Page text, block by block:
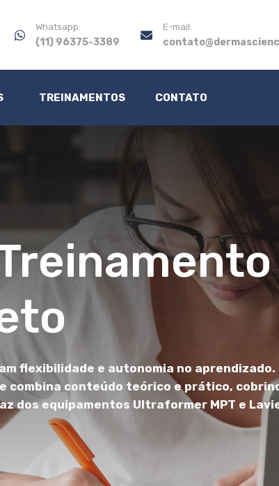
Whatsapp:
(11) 96375-3389
E-mail:
TREINAMENTOS CONTATO
flexibilidade e autonomia no aprendizado.
combina conteúdo teórico e prático,
dos equipamentos Ultraformer MPT e